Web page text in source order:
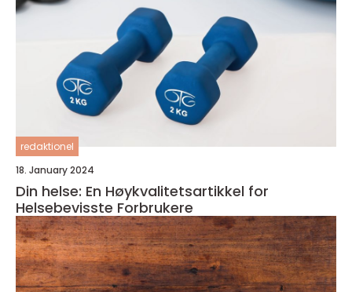
redaktionel
18. January 2024
Din helse: En Høykvalitetsartikkel for
Helsebevisste Forbrukere